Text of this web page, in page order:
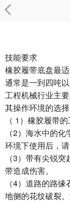
技能要求
橡胶履带底盘最
通常是一到四吨
工程机械行业主
其操作环境的选
（ 1）橡胶履带
（2）海水中的
环境下使用后，
（3）带有尖锐
带造成伤害。
（4）道路的路
地侧的花纹破裂